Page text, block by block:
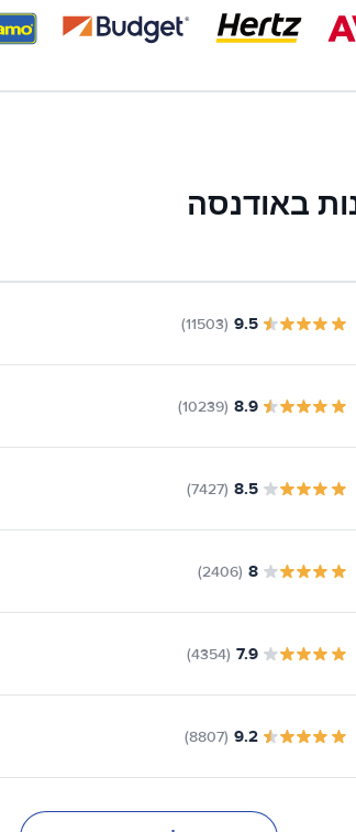
באודנסה
9.5
(11503)
8.9
(10239)
8.5
(7427)
8
(2406)
7.9
(4354)
9.2
(8807)